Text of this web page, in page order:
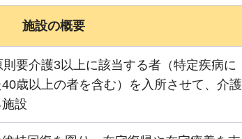
施設の概要
要介護3以上に該当する者（特定疾病に
歳以上の者を含む）を入所させて、介護
設